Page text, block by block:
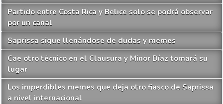
Partido entre Costa Rica y Belice solo se podrá observar
por un canal
Saprissa sigue llenándose de dudas y memes
Cae otro técnico en el Clausura y Minor Díaz tomará su
lugar
Los imperdibles memes que deja otro fiasco de Saprissa
a nivel internacional